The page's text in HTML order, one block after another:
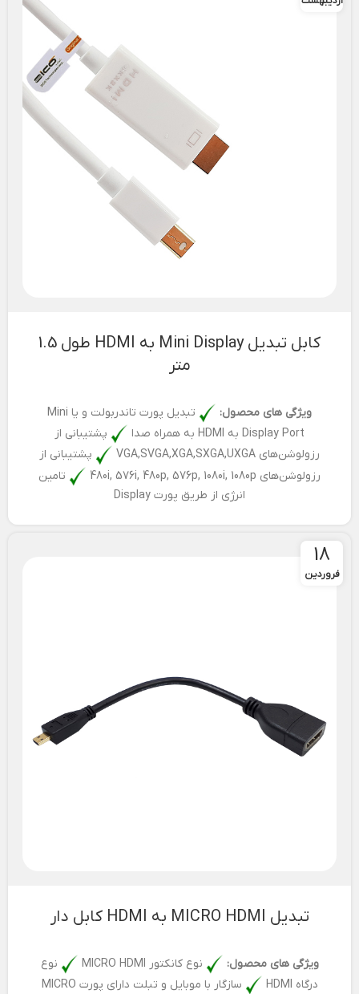
کابل تبدیل Mini Display به HDMI طول 1.5
متر
ویژگی های محصول:
تبدیل پورت تاندربولت و یا Mini
Display Port به HDMI به همراه صدا
پشتیبانی از
رزولوشن‌های VGA,SVGA,XGA,SXGA,UXGA
پشتیبانی از
رزولوشن‌های 480i, 576i, 480p, 576p, 1080i, 1080p
تامین
انرژی از طریق پورت Display
18
فروردین
تبدیل MICRO HDMI به HDMI کابل دار
ویژگی های محصول: نوع کانکتور MICRO HDMI
نوع
درگاه HDMI
سازگار با موبایل و تبلت دارای پورت MICRO